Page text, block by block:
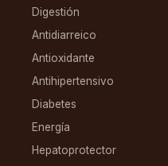
Digestión
Antidiarreico
Antioxidante
Antihipertensivo
Diabetes
Energía
Hepatoprotector